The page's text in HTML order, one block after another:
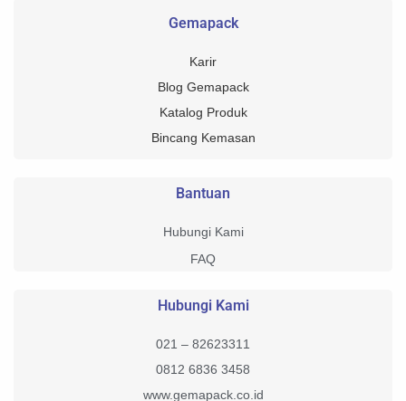
Gemapack
Karir
Blog Gemapack
Katalog Produk
Bincang Kemasan
Bantuan
Hubungi Kami
FAQ
Hubungi Kami
021 – 82623311
0812 6836 3458
www.gemapack.co.id